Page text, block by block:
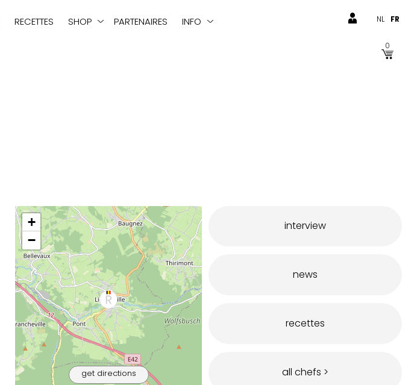
RECETTES SHOP PARTENAIRES INFO NL FR
0
+
−
get directions
interview
news
recettes
all chefs >